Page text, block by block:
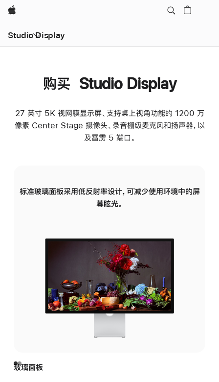
Apple
Studio Display
购买 Studio Display
27 英寸 5K 视网膜显示屏、支持桌上视角功能的 1200 万
像素 Center Stage 摄像头、录音棚级麦克风和扬声器，以
及雷雳 5 端口。
标准玻璃面板采用低反射率设计，可减少使用环境中的屏
幕眩光。
玻璃面板